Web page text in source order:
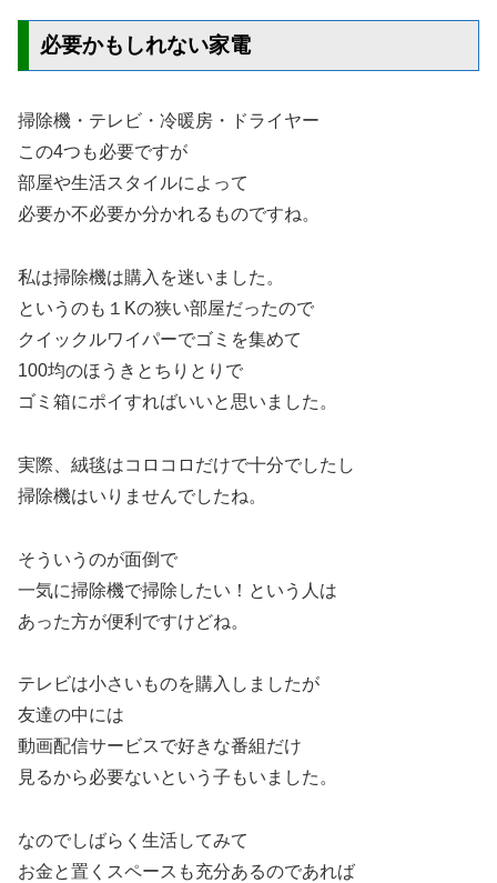
必要かもしれない家電
掃除機・テレビ・冷暖房・ドライヤー
この4つも必要ですが
部屋や生活スタイルによって
必要か不必要か分かれるものですね。
私は掃除機は購入を迷いました。
というのも１Kの狭い部屋だったので
クイックルワイパーでゴミを集めて
100均のほうきとちりとりで
ゴミ箱にポイすればいいと思いました。
実際、絨毯はコロコロだけで十分でしたし
掃除機はいりませんでしたね。
そういうのが面倒で
一気に掃除機で掃除したい！という人は
あった方が便利ですけどね。
テレビは小さいものを購入しましたが
友達の中には
動画配信サービスで好きな番組だけ
見るから必要ないという子もいました。
なのでしばらく生活してみて
お金と置くスペースも充分あるのであれば